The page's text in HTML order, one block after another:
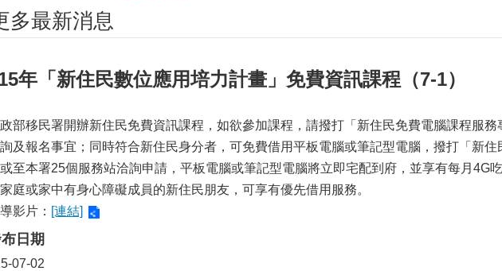
多最新消息
年「新住民數位應用培力計畫」免費資訊課程（7-1）
部移民署開辦新住民免費資訊課程，如欲參加課程，請撥打「新住民免費電腦課程服
及報名事宜；同時符合新住民身分者，可免費借用平板電腦或筆記型電腦，撥打「新
至本署25個服務站洽詢申請，平板電腦或筆記型電腦將立即宅配到府，並享有每月4G
庭或家中有身心障礙成員的新住民朋友，可享有優先借用服務。
影片： [連結]
日期
07-02